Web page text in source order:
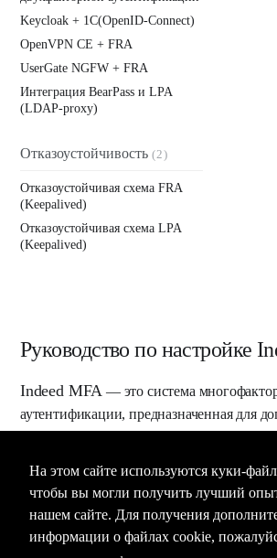
На этом сайте используются куки-
чтобы вы могли получить лучший
нашем сайте. Для получения
информации о файлах cookie,
Keycloak + 1C(OpenID-Connect)
OpenVPN CE + FRA
UserGate NGFW + FRA
Интеграция BearPass и LPA
(LDAP-proxy)
Отказоустойчивость (2)
Отказоустойчивая схема FRA
(Keepalived)
Отказоустойчивая схема LPA
(Keepalived)
Руководство по настройке
Indeed MFA — это система
аутентификации, предназначенная для